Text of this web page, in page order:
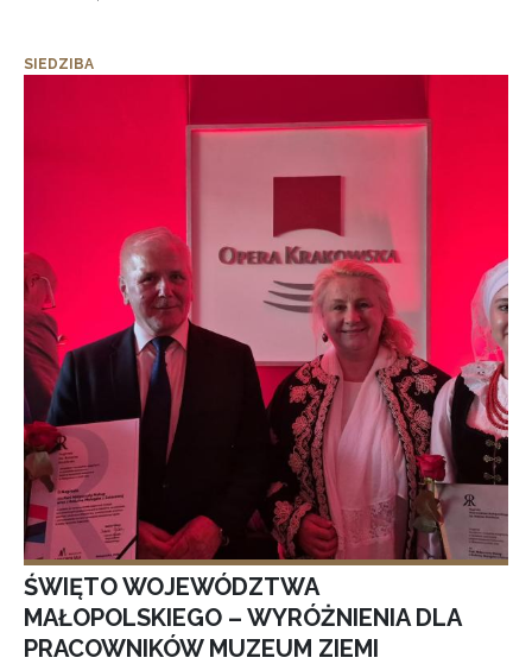
SIEDZIBA
ŚWIĘTO WOJEWÓDZTWA
MAŁOPOLSKIEGO – WYRÓŻNIENIA DLA
PRACOWNIKÓW MUZEUM ZIEMI